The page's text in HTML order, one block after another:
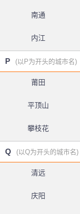
南通
内江
P (以P为开头的城市名)
莆田
平顶山
攀枝花
Q (以Q为开头的城市名)
清远
庆阳